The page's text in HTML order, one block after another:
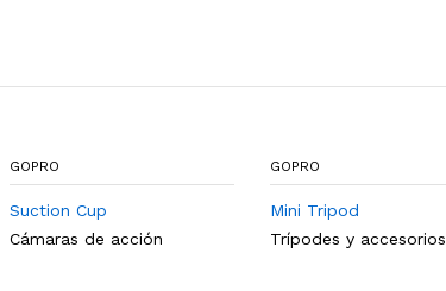
GOPRO
Suction Cup
Cámaras de acción
GOPRO
Mini Tripod
Trípodes y accesorios